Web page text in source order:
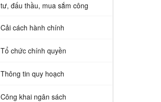
tư, đấu thầu, mua sắm công
Cải cách hành chính
Tổ chức chính quyền
Thông tin quy hoạch
Công khai ngân sách